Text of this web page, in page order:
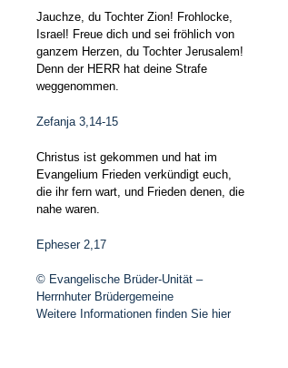
Jauchze, du Tochter Zion! Frohlocke,
Israel! Freue dich und sei fröhlich von
ganzem Herzen, du Tochter Jerusalem!
Denn der HERR hat deine Strafe
weggenommen.
Zefanja 3,14-15
Christus ist gekommen und hat im
Evangelium Frieden verkündigt euch,
die ihr fern wart, und Frieden denen, die
nahe waren.
Epheser 2,17
© Evangelische Brüder-Unität –
Herrnhuter Brüdergemeine
Weitere Informationen finden Sie hier